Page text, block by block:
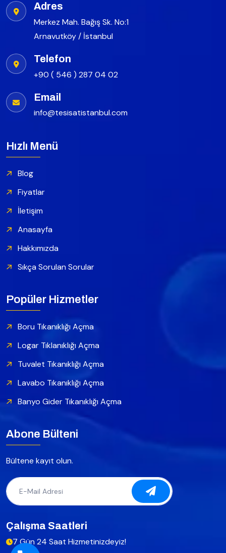
Adres
Merkez Mah. Bağış Sk. No:1
Arnavutköy / İstanbul
Telefon
+90 ( 546 ) 287 04 02
Email
info@tesisatistanbul.com
Hızlı Menü
Blog
Fiyatlar
İletişim
Anasayfa
Hakkımızda
Sıkça Sorulan Sorular
Popüler Hizmetler
Boru Tıkanıklığı Açma
Logar Tıklanıklığı Açma
Tuvalet Tıkanıklığı Açma
Lavabo Tıkanıklığı Açma
Banyo Gider Tıkanıklığı Açma
Abone Bülteni
Bültene kayıt olun.
Çalışma Saatleri
7 Gün 24 Saat Hizmetinizdeyiz!